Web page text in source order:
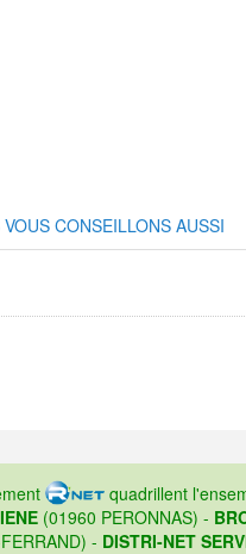
VOUS CONSEILLONS AUSSI
quadrillent
(01960 PERONNAS) -
- DISTRI-NET